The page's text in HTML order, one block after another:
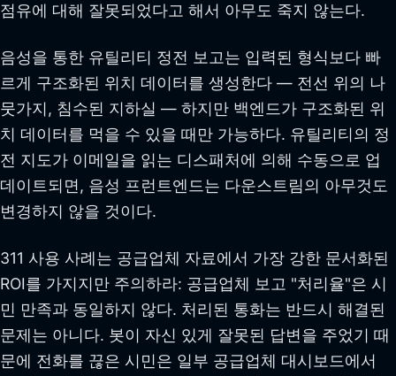
점유에 대해 잘못되었다고 해서 아무도 죽지 않는다.
음성을 통한 유틸리티 정전 보고는 입력된 형식보다 빠
르게 구조화된 위치 데이터를 생성한다 — 전선 위의 나
뭇가지, 침수된 지하실 — 하지만 백엔드가 구조화된 위
치 데이터를 먹을 수 있을 때만 가능하다. 유틸리티의 정
전 지도가 이메일을 읽는 디스패처에 의해 수동으로 업
데이트되면, 음성 프런트엔드는 다운스트림의 아무것도
변경하지 않을 것이다.
311 사용 사례는 공급업체 자료에서 가장 강한 문서화된
ROI를 가지지만 주의하라: 공급업체 보고 "처리율"은 시
민 만족과 동일하지 않다. 처리된 통화는 반드시 해결된
문제는 아니다. 봇이 자신 있게 잘못된 답변을 주었기 때
문에 전화를 끊은 시민은 일부 공급업체 대시보드에서